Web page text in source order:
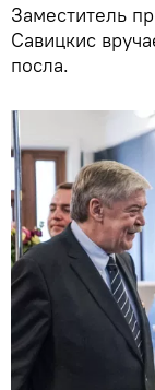
Заместитель
Савицкис
посла.